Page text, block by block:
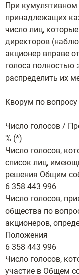
При кумулятивном
принадлежащих
число лиц,
директоров
акционер вправе
голоса полностью
распределить их
Кворум по
Число голосов /
% (*)
Число голосов,
список лиц,
решения Общим
6 358 443 996
Число голосов,
общества по
акционеров,
Положения
6 358 443 996
Число голосов,
участие в Общем